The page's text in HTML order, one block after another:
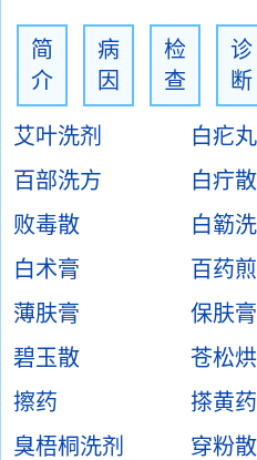
简
介
病
因
检
查
诊
断
艾叶洗剂
白疕丸
百部洗方
白疔散
败毒散
白簕
白术膏
百药
薄肤膏
保肤膏
碧玉散
苍松
擦药
搽黄
臭梧桐洗剂
穿粉散